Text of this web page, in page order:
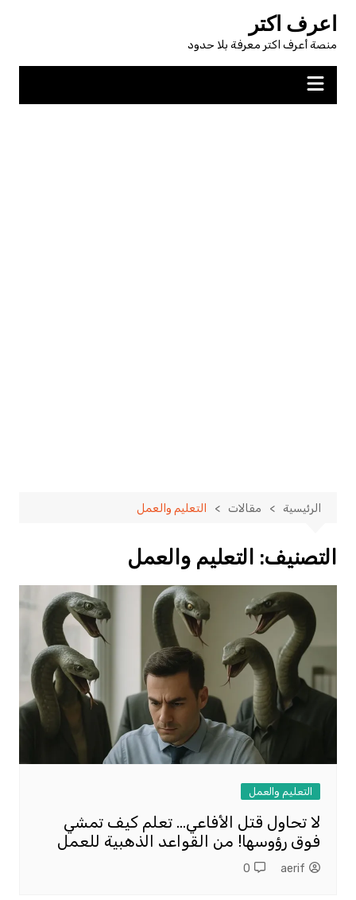
المحتوى
اعرف اكتر
منصة أعرف اكتر معرفة بلا حدود
الرئيسية مقالات التعليم والعمل
التصنيف: التعليم والعمل
التعليم والعمل
لا تحاول قتل الأفاعي… تعلم كيف تمشي
فوق رؤوسها! من القواعد الذهبية للعمل
aerif
0